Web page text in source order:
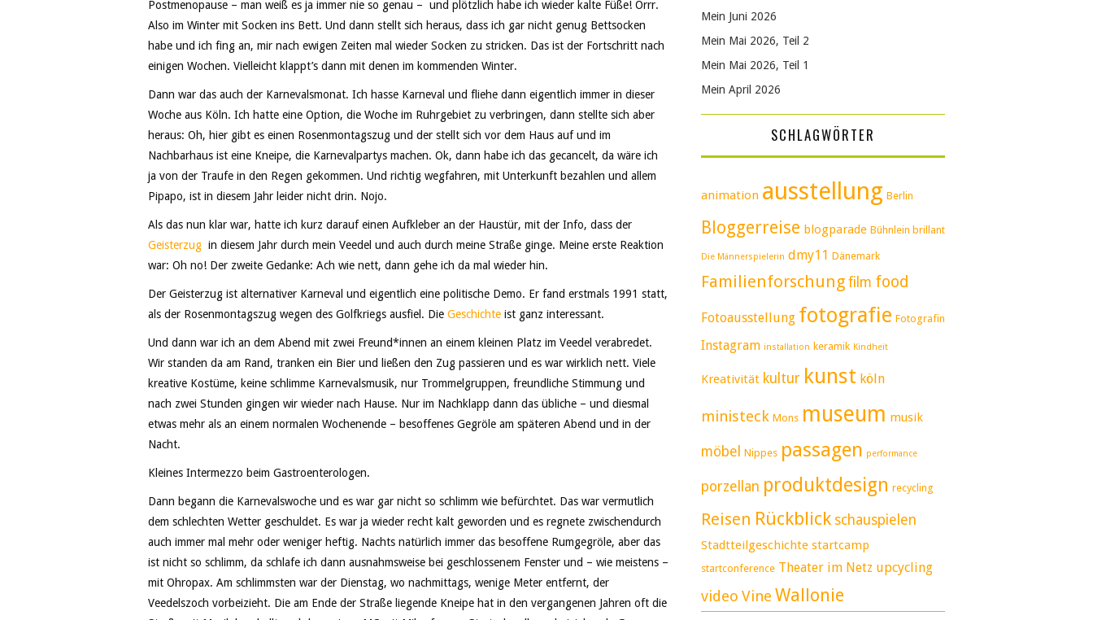
Postmenopause – man weiß es ja immer nie so genau – und plötzlich habe ich wieder kalte Füße! Orrr.
Also im Winter mit Socken ins Bett. Und dann stellt sich heraus, dass ich gar nicht genug Bettsocken
habe und ich fing an, mir nach ewigen Zeiten mal wieder Socken zu stricken. Das ist der Fortschritt nach
einigen Wochen. Vielleicht klappt’s dann mit denen im kommenden Winter.
Dann war das auch der Karnevalsmonat. Ich hasse Karneval und fliehe dann eigentlich immer in dieser
Woche aus Köln. Ich hatte eine Option, die Woche im Ruhrgebiet zu verbringen, dann stellte sich aber
heraus: Oh, hier gibt es einen Rosenmontagszug und der stellt sich vor dem Haus auf und im
Nachbarhaus ist eine Kneipe, die Karnevalpartys machen. Ok, dann habe ich das gecancelt, da wäre ich
ja von der Traufe in den Regen gekommen. Und richtig wegfahren, mit Unterkunft bezahlen und allem
Pipapo, ist in diesem Jahr leider nicht drin. Nojo.
Als das nun klar war, hatte ich kurz darauf einen Aufkleber an der Haustür, mit der Info, dass der
Geisterzug in diesem Jahr durch mein Veedel und auch durch meine Straße ginge. Meine erste Reaktion
war: Oh no! Der zweite Gedanke: Ach wie nett, dann gehe ich da mal wieder hin.
Der Geisterzug ist alternativer Karneval und eigentlich eine politische Demo. Er fand erstmals 1991 statt,
als der Rosenmontagszug wegen des Golfkriegs ausfiel. Die Geschichte ist ganz interessant.
Und dann war ich an dem Abend mit zwei Freund*innen an einem kleinen Platz im Veedel verabredet.
Wir standen da am Rand, tranken ein Bier und ließen den Zug passieren und es war wirklich nett. Viele
kreative Kostüme, keine schlimme Karnevalsmusik, nur Trommelgruppen, freundliche Stimmung und
nach zwei Stunden gingen wir wieder nach Hause. Nur im Nachklapp dann das übliche – und diesmal
etwas mehr als an einem normalen Wochenende – besoffenes Gegröle am späteren Abend und in der
Nacht.
Kleines Intermezzo beim Gastroenterologen.
Dann begann die Karnevalswoche und es war gar nicht so schlimm wie befürchtet. Das war vermutlich
dem schlechten Wetter geschuldet. Es war ja wieder recht kalt geworden und es regnete zwischendurch
auch immer mal mehr oder weniger heftig. Nachts natürlich immer das besoffene Rumgegröle, aber das
ist nicht so schlimm, da schlafe ich dann ausnahmsweise bei geschlossenem Fenster und – wie meistens –
mit Ohropax. Am schlimmsten war der Dienstag, wo nachmittags, wenige Meter entfernt, der
Veedelszoch vorbeizieht. Die am Ende der Straße liegende Kneipe hat in den vergangenen Jahren oft die
Mein Juni 2026
Mein Mai 2026, Teil 2
Mein Mai 2026, Teil 1
Mein April 2026
SCHLAGWÖRTER
animation ausstellung Berlin
Bloggerreise blogparade Bühnlein brillant
Die Männerspielerin dmy11 Dänemark
Familienforschung film food
Fotoausstellung fotografie Fotografin
Instagram installation keramik Kindheit
Kreativität kultur kunst köln
ministeck Mons museum musik
möbel Nippes passagen performance
porzellan produktdesign recycling
Reisen Rückblick schauspielen
Stadtteilgeschichte startcamp
startconference Theater im Netz upcycling
video Vine Wallonie